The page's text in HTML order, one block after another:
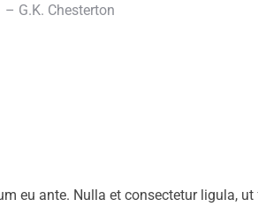
– G.K. Chesterton
eu ante. Nulla et consectetur ligula,